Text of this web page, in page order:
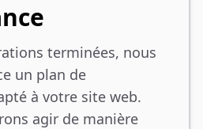
terminées, nous
un plan de
à votre site web.
agir de manière